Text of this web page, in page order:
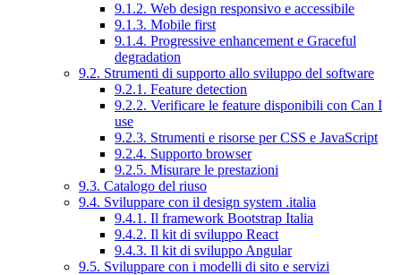
9.1.2. Web design responsivo e accessibile
9.1.3. Mobile first
9.1.4. Progressive enhancement e Graceful
degradation
9.2. Strumenti di supporto allo sviluppo del software
9.2.1. Feature detection
9.2.2. Verificare le feature disponibili con Can I
use
9.2.3. Strumenti e risorse per CSS e JavaScript
9.2.4. Supporto browser
9.2.5. Misurare le prestazioni
9.3. Catalogo del riuso
9.4. Sviluppare con il design system .italia
9.4.1. Il framework Bootstrap Italia
9.4.2. Il kit di sviluppo React
9.4.3. Il kit di sviluppo Angular
9.5. Sviluppare con i modelli di sito e servizi